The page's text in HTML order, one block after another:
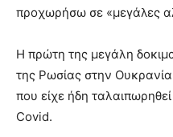
προχωρήσω σε «μεγάλες
Η πρώτη της μεγάλη
της Ρωσίας στην
που είχε ήδη
Covid.